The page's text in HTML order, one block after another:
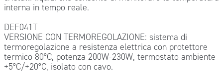
interna in tempo reale.
DEF041T
VERSIONE CON TERMOREGOLAZIONE: sistema di
termoregolazione a resistenza elettrica con protettore
termico 80°C, potenza 200W-230W, termostato ambiente
+5°C/+20°C, isolato con cavo.